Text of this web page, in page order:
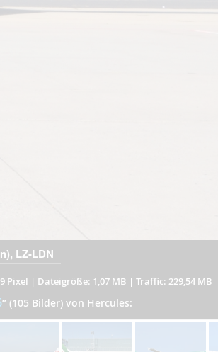
LZ-LDN
Pixel | Dateigröße: 1,07 MB | Traffic: 229,54 MB
” (105 Bilder) von Hercules: